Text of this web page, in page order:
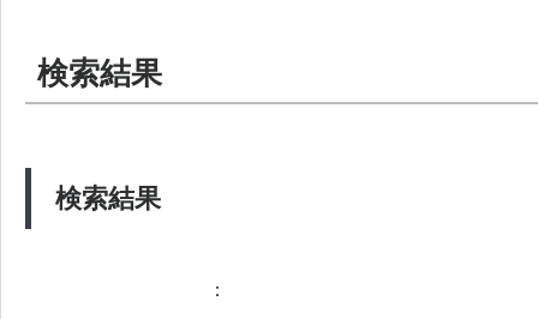
検索結果
検索結果
：